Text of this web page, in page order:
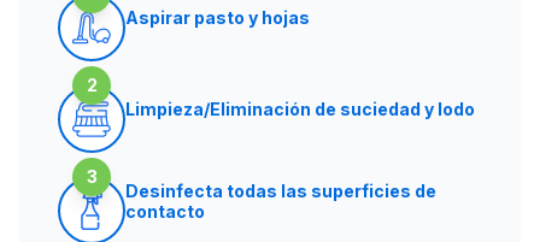
Aspirar pasto y hojas
2
Limpieza/Eliminación de suciedad y lodo
3
Desinfecta todas las superficies de
contacto